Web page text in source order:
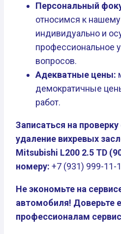
Персональный
относимся к
индивидуально и
профессиональное
вопросов.
Адекватные цены:
демократичные
работ.
Записаться на
удаление вихревых
Mitsubishi L200 2.5 TD
номеру: +7 (931) 999-11-
Не экономьте на
автомобиля! Доверьте
профессионалам